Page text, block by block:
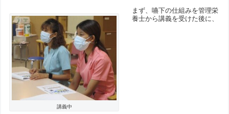
講義中
まず、嚥下の仕組みを管理栄
養士から講義を受けた後に、